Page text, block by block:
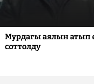
Мурдагы аялын атып
соттолду